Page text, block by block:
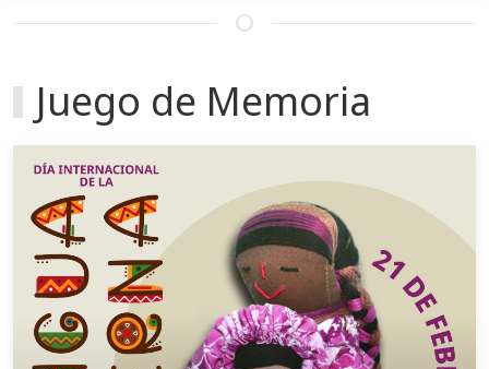
Juego de Memoria